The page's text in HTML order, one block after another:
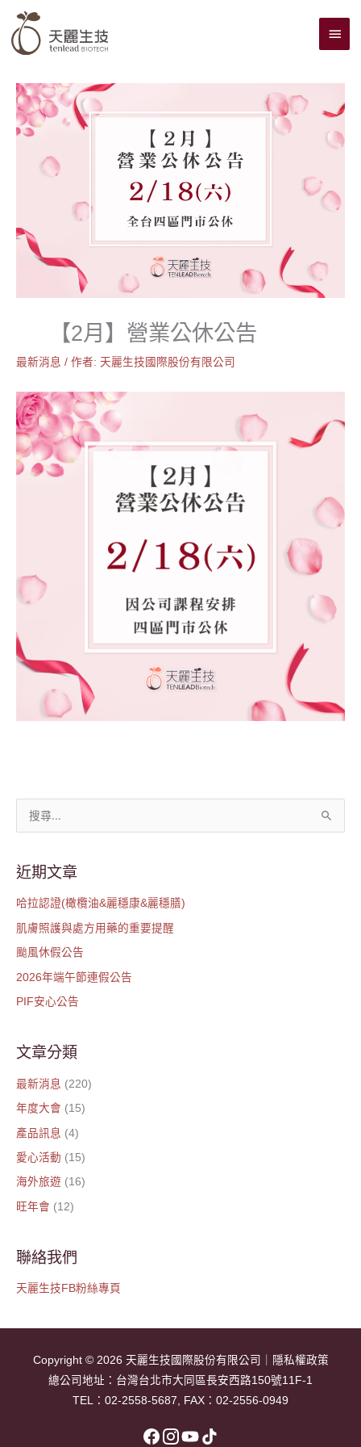
要
選
單
【2月】營業公休公告
最新消息 / 作者: 天麗生技國際股份有限公司
關
字
:
近期文章
哈拉認證(橄欖油&麗穩康&麗穩膳)
肌膚照護與處方用藥的重要提醒
颱風休假公告
2026年端午節連假公告
PIF安心公告
文章分類
最新消息 (220)
年度大會 (15)
產品訊息 (4)
愛心活動 (15)
海外旅遊 (16)
旺年會 (12)
聯絡我們
天麗生技FB粉絲專頁
Copyright © 2026 天麗生技國際股份有限公司
隱私權政策
總公司地址： 台灣台北市大同區長安西路150號11F-1
TEL： 02-2558-5687 , FAX：02-2556-0949